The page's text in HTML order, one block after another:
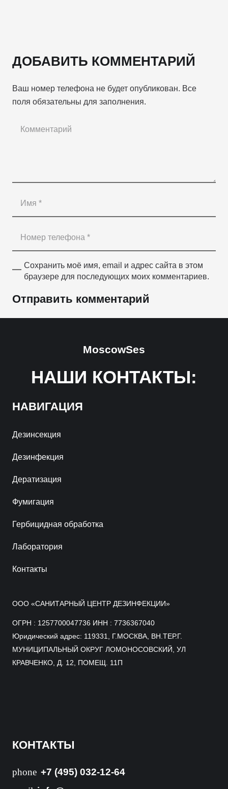
ДОБАВИТЬ КОММЕНТАРИЙ
Ваш номер телефона не будет опубликован. Все
поля обязательны для заполнения.
Сохранить моё имя, email и адрес сайта в этом
браузере для последующих моих комментариев.
Отправить комментарий
НАШИ КОНТАКТЫ:
MoscowSes
НАВИГАЦИЯ
Дезинсекция
Дезинфекция
Дератизация
Фумигация
Гербицидная обработка
Лаборатория
Контакты
ООО «САНИТАРНЫЙ ЦЕНТР ДЕЗИНФЕКЦИИ»
ОГРН : 1257700047736 ИНН : 7736367040
Юридический адрес: 119331, Г.МОСКВА, ВН.ТЕР.Г.
МУНИЦИПАЛЬНЫЙ ОКРУГ ЛОМОНОСОВСКИЙ, УЛ
КРАВЧЕНКО, Д. 12, ПОМЕЩ. 11П
КОНТАКТЫ
phone +7 (495) 032-12-64